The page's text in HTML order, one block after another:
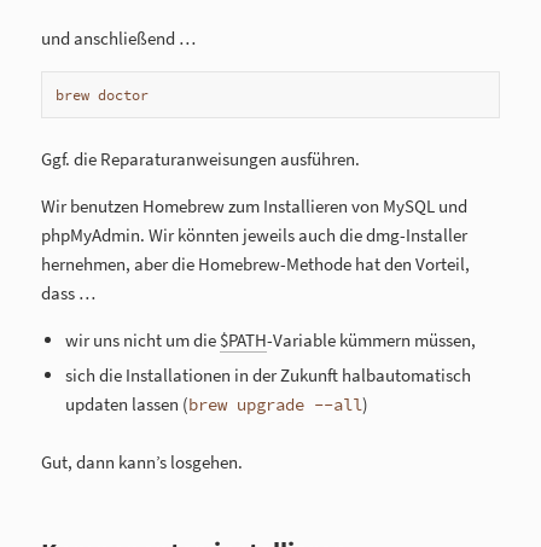
und anschließend …
brew doctor
Ggf. die Reparaturanweisungen ausführen.
Wir benutzen Homebrew zum Installieren von MySQL und
phpMyAdmin. Wir könnten jeweils auch die dmg-Installer
hernehmen, aber die Homebrew-Methode hat den Vorteil,
dass …
wir uns nicht um die $PATH-Variable kümmern müssen,
sich die Installationen in der Zukunft halbautomatisch
updaten lassen (brew upgrade --all)
Gut, dann kann’s losgehen.